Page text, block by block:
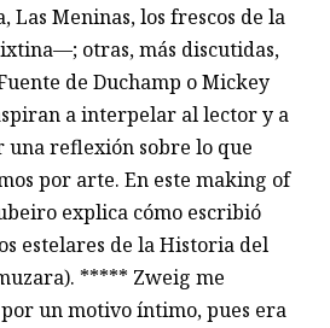
Las Meninas, los frescos de la
otras, más discutidas,
de Duchamp o Mickey
a interpelar al lector y a
una reflexión sobre lo que
por arte. En este making of
explica cómo escribió
estelares de la Historia del
***** Zweig me
un motivo íntimo, pues era